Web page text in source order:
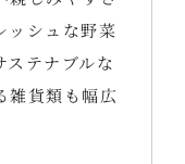
ッシュな野菜
テナブルな
雑貨類も幅広